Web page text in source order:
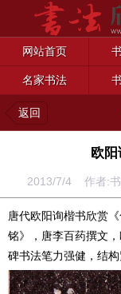
网站首页
名家书法
返回
欧阳
2013/7/4 作者:
唐代欧阳询楷书欣赏
铭》，唐李百药撰文
碑书法笔力强健，结构